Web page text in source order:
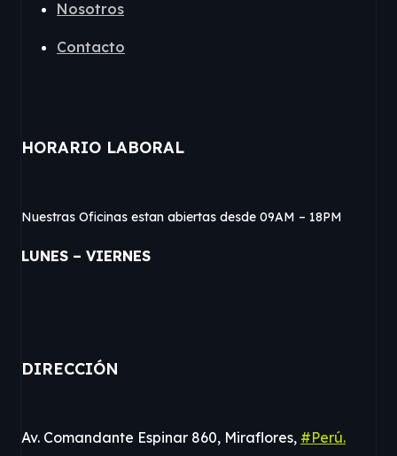
Nosotros
Contacto
HORARIO LABORAL
Nuestras Oficinas estan abiertas desde 09AM – 18PM
LUNES – VIERNES
DIRECCIÓN
Av. Comandante Espinar 860, Miraflores, #Perú.